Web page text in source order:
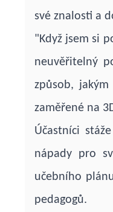
své znalosti a
"Když jsem si
neuvěřitelný
způsob,
zaměřené na
Účastníci
nápady pro
učebního
pedagogů.